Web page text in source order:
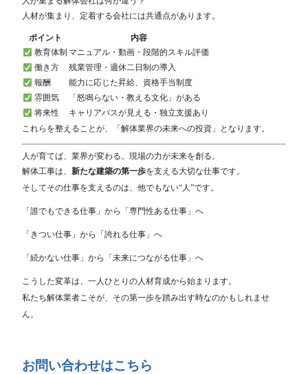
人材が集まり、定着する会社には共通点があります。
ポイント
内容
教育体制 マニュアル・動画・段階的スキル評価
働き方
残業管理・週休二日制の導入
報酬
能力に応じた昇給、資格手当制度
雰囲気
「怒鳴らない・教える文化」がある
将来性
キャリアパスが見える・独立支援あり
これらを整えることが、「解体業界の未来への投資」となります。
人が育てば、業界が変わる。現場の力が未来を創る。
解体工事は、新たな建築の第一歩を支える大切な仕事です。
そしてその仕事を支えるのは、他でもない“人”です。
「誰でもできる仕事」から「専門性ある仕事」へ
「きつい仕事」から「誇れる仕事」へ
「続かない仕事」から「未来につながる仕事」へ
こうした変革は、一人ひとりの人材育成から始まります。
私たち解体業者こそが、その第一歩を踏み出す時なのかもしれませ
ん。
お問い合わせはこちら